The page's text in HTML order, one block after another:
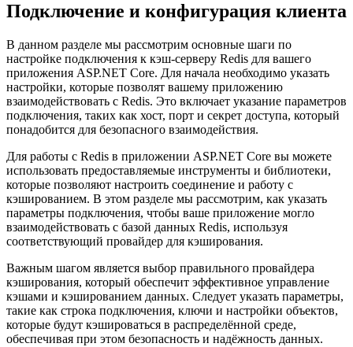
Подключение и конфигурация клиента
В данном разделе мы рассмотрим основные шаги по
настройке подключения к кэш-серверу Redis для вашего
приложения ASP.NET Core. Для начала необходимо указать
настройки, которые позволят вашему приложению
взаимодействовать с Redis. Это включает указание параметров
подключения, таких как хост, порт и секрет доступа, который
понадобится для безопасного взаимодействия.
Для работы с Redis в приложении ASP.NET Core вы можете
использовать предоставляемые инструменты и библиотеки,
которые позволяют настроить соединение и работу с
кэшированием. В этом разделе мы рассмотрим, как указать
параметры подключения, чтобы ваше приложение могло
взаимодействовать с базой данных Redis, используя
соответствующий провайдер для кэширования.
Важным шагом является выбор правильного провайдера
кэширования, который обеспечит эффективное управление
кэшами и кэшированием данных. Следует указать параметры,
такие как строка подключения, ключи и настройки объектов,
которые будут кэшироваться в распределённой среде,
обеспечивая при этом безопасность и надёжность данных.